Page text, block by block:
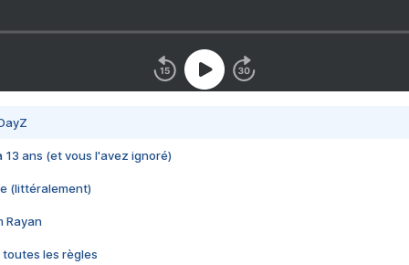
13 ans (et vous l'avez ignoré)
(littéralement)
Rayan
toutes les règles